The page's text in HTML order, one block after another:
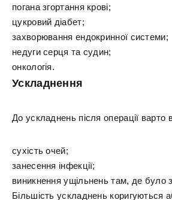
погана згортання крові;
цукровий діабет;
захворювання ендокринної системи;
недуги серця та судин;
онкологія.
Ускладнення
До ускладнень після операції варто
сухість очей;
занесення інфекції;
виникнення ущільнень там, де було
Більшість ускладнень коригуються